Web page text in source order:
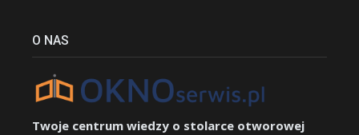
O NAS
Twoje centrum wiedzy o stolarce otworowej